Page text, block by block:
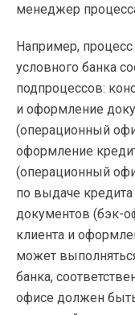
менеджер
Например,
условного банка
подпроцессов:
и оформление
(операционный
оформление
(операционный
по выдаче
документов (бэк-
клиента и
может
банка,
офисе должен